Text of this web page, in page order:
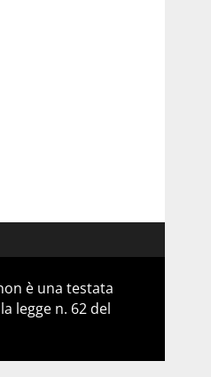
è una testata
legge n. 62 del